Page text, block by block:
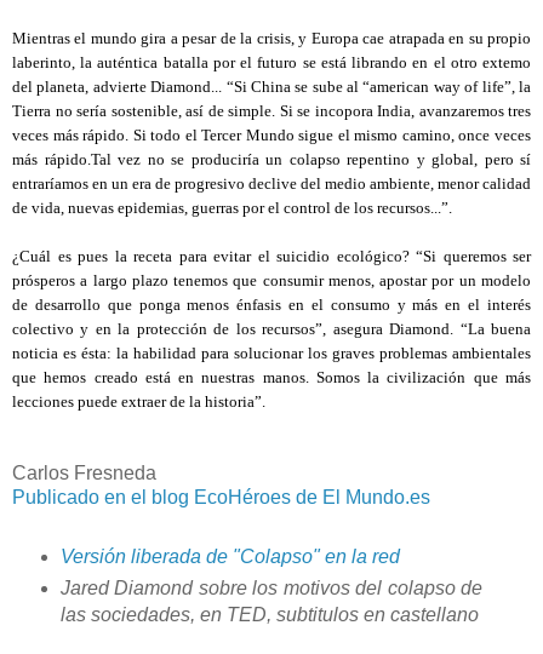
Mientras el mundo gira a pesar de la crisis, y Europa cae atrapada en su propio
laberinto, la auténtica batalla por el futuro se está librando en el otro extemo
del planeta, advierte Diamond... “Si China se sube al “american way of life”, la
Tierra no sería sostenible, así de simple. Si se incopora India, avanzaremos tres
veces más rápido. Si todo el Tercer Mundo sigue el mismo camino, once veces
más rápido.Tal vez no se produciría un colapso repentino y global, pero sí
entraríamos en un era de progresivo declive del medio ambiente, menor calidad
de vida, nuevas epidemias, guerras por el control de los recursos...”.
¿Cuál es pues la receta para evitar el suicidio ecológico? “Si queremos ser
prósperos a largo plazo tenemos que consumir menos, apostar por un modelo
de desarrollo que ponga menos énfasis en el consumo y más en el interés
colectivo y en la protección de los recursos”, asegura Diamond. “La buena
noticia es ésta: la habilidad para solucionar los graves problemas ambientales
que hemos creado está en nuestras manos. Somos la civilización que más
lecciones puede extraer de la historia”.
Carlos Fresneda
Publicado en el blog EcoHéroes de El Mundo.es
Versión liberada de "Colapso" en la red
Jared Diamond sobre los motivos del colapso de
las sociedades, en TED, subtitulos en castellano